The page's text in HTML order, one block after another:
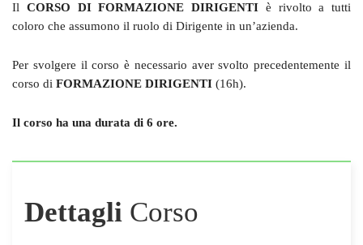
Il CORSO DI FORMAZIONE DIRIGENTI è rivolto a tutti
coloro che assumono il ruolo di Dirigente in un’azienda.
Per svolgere il corso è necessario aver svolto precedentemente il
corso di FORMAZIONE DIRIGENTI (16h).
Il corso ha una durata di 6 ore.
Dettagli Corso